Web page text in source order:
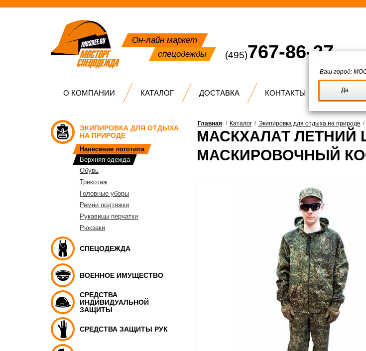
Он-лайн маркет
спецодежды
(495)767-86-27
Ваш город:
Да
О КОМПАНИИ КАТАЛОГ ДОСТАВКА КОНТАКТЫ
ЭКИПИРОВКА ДЛЯ ОТДЫХА
НА ПРИРОДЕ
Нанесение логотипа
Верхняя одежда
Обувь
Трикотаж
Головные уборы
Ремни подтяжки
Рукавицы перчатки
Рюкзаки
СПЕЦОДЕЖДА
ВОЕННОЕ ИМУЩЕСТВО
СРЕДСТВА
ИНДИВИДУАЛЬНОЙ
ЗАЩИТЫ
СРЕДСТВА ЗАЩИТЫ РУК
Главная / Каталог / Экипировка для отдыха на природе /
МАСКХАЛАТ ЛЕТНИЙ
МАСКИРОВОЧНЫЙ